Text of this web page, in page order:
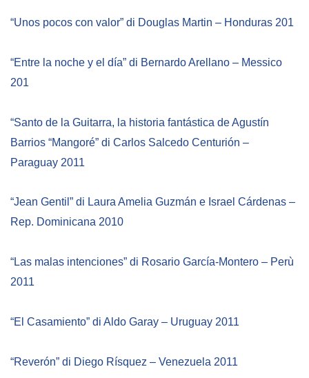
“Unos pocos con valor” di Douglas Martin – Honduras 201
“Entre la noche y el día” di Bernardo Arellano – Messico
201
“Santo de la Guitarra, la historia fantástica de Agustín
Barrios “Mangoré” di Carlos Salcedo Centurión –
Paraguay 2011
“Jean Gentil” di Laura Amelia Guzmán e Israel Cárdenas –
Rep. Dominicana 2010
“Las malas intenciones” di Rosario García-Montero – Perù
2011
“El Casamiento” di Aldo Garay – Uruguay 2011
“Reverón” di Diego Rísquez – Venezuela 2011